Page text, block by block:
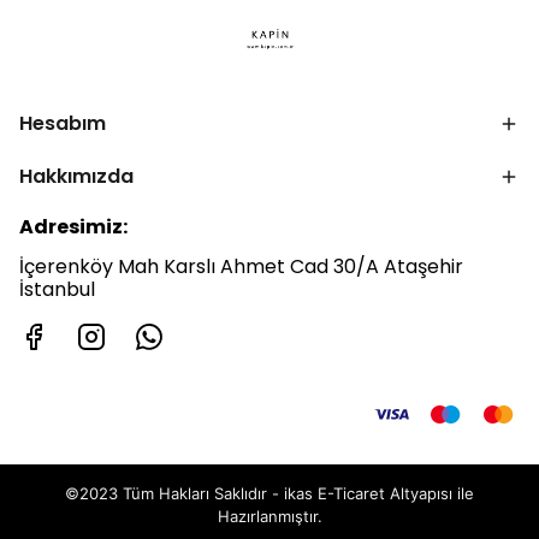
Hesabım
Hakkımızda
Adresimiz:
İçerenköy Mah Karslı Ahmet Cad 30/A Ataşehir
İstanbul
©2023 Tüm Hakları Saklıdır - ikas E-Ticaret Altyapısı ile
Hazırlanmıştır.